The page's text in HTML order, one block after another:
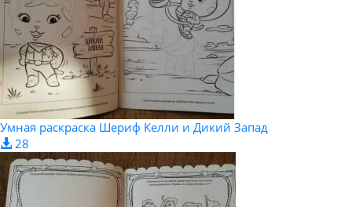
Умная раскраска Шериф Келли и Дикий Запад
28